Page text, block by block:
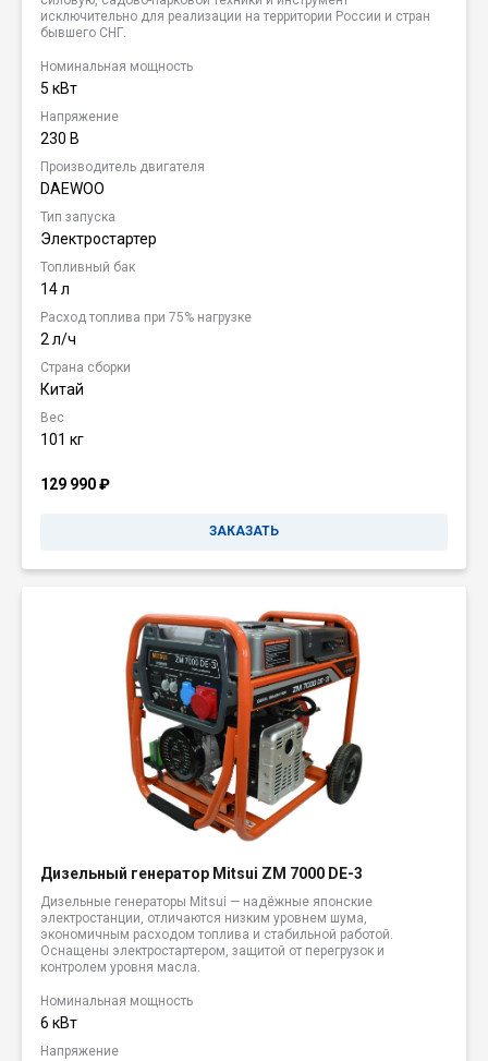
исключительно для реализации на территории России и стран
бывшего СНГ.
Номинальная мощность
5 кВт
Напряжение
230 В
Производитель двигателя
DAEWOO
Тип запуска
Электростартер
Топливный бак
14 л
Расход топлива при 75% нагрузке
2 л/ч
Страна сборки
Китай
Вес
101 кг
129 990₽
ЗАКАЗАТЬ
Дизельный генератор Mitsui ZM 7000 DE-3
Дизельные генераторы Mitsui — надёжные японские
электростанции, отличаются низким уровнем шума,
экономичным расходом топлива и стабильной работой.
Оснащены электростартером, защитой от перегрузок и
контролем уровня масла.
Номинальная мощность
6 кВт
Напряжение